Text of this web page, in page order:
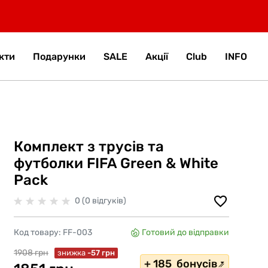
Подарунки SALE Акції Club INFO
Комплект з трусів та
футболки FIFA Green & White
Pack
0 (0 відгуків)
Код товару: FF-003
Готовий до відправки
1908 грн
знижка -57 грн
+ 185 бонусів